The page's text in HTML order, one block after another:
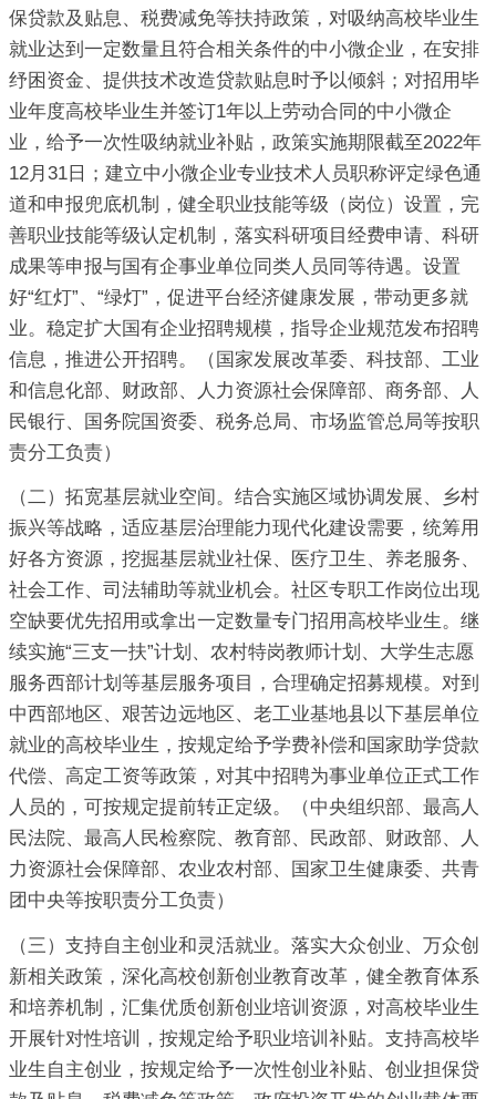
保贷款及贴息、税费减免等扶持政策，对吸纳高校毕业生
就业达到一定数量且符合相关条件的中小微企业，在安排
纾困资金、提供技术改造贷款贴息时予以倾斜；对招用毕
业年度高校毕业生并签订1年以上劳动合同的中小微企
业，给予一次性吸纳就业补贴，政策实施期限截至2022年
12月31日；建立中小微企业专业技术人员职称评定绿色通
道和申报兜底机制，健全职业技能等级（岗位）设置，完
善职业技能等级认定机制，落实科研项目经费申请、科研
成果等申报与国有企事业单位同类人员同等待遇。设置
好“红灯”、“绿灯”，促进平台经济健康发展，带动更多就
业。稳定扩大国有企业招聘规模，指导企业规范发布招聘
信息，推进公开招聘。（国家发展改革委、科技部、工业
和信息化部、财政部、人力资源社会保障部、商务部、人
民银行、国务院国资委、税务总局、市场监管总局等按职
责分工负责）
（二）拓宽基层就业空间。结合实施区域协调发展、乡村
振兴等战略，适应基层治理能力现代化建设需要，统筹用
好各方资源，挖掘基层就业社保、医疗卫生、养老服务、
社会工作、司法辅助等就业机会。社区专职工作岗位出现
空缺要优先招用或拿出一定数量专门招用高校毕业生。继
续实施“三支一扶”计划、农村特岗教师计划、大学生志愿
服务西部计划等基层服务项目，合理确定招募规模。对到
中西部地区、艰苦边远地区、老工业基地县以下基层单位
就业的高校毕业生，按规定给予学费补偿和国家助学贷款
代偿、高定工资等政策，对其中招聘为事业单位正式工作
人员的，可按规定提前转正定级。（中央组织部、最高人
民法院、最高人民检察院、教育部、民政部、财政部、人
力资源社会保障部、农业农村部、国家卫生健康委、共青
团中央等按职责分工负责）
（三）支持自主创业和灵活就业。落实大众创业、万众创
新相关政策，深化高校创新创业教育改革，健全教育体系
和培养机制，汇集优质创新创业培训资源，对高校毕业生
开展针对性培训，按规定给予职业培训补贴。支持高校毕
业生自主创业，按规定给予一次性创业补贴、创业担保贷